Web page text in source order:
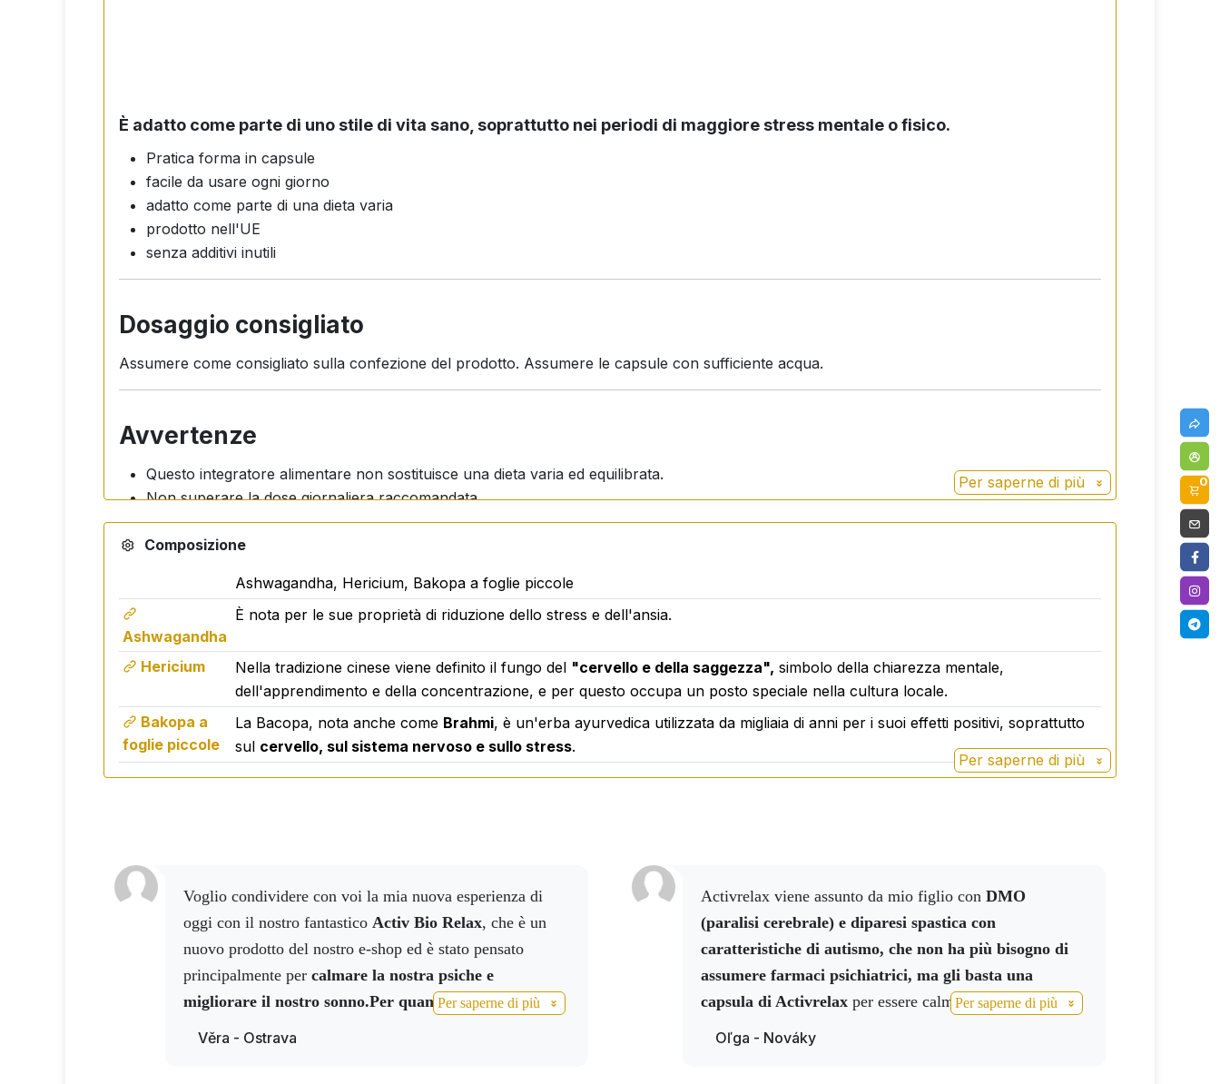
È adatto come parte di uno stile di vita sano, soprattutto nei periodi di maggiore stress mentale o fisico.
Pratica forma in capsule
facile da usare ogni giorno
adatto come parte di una dieta varia
prodotto nell'UE
senza additivi inutili
Dosaggio consigliato
Assumere come consigliato sulla confezione del prodotto. Assumere le capsule con sufficiente acqua.
Avvertenze
Questo integratore alimentare non sostituisce una dieta varia ed equilibrata.
Non superare la dose giornaliera raccomandata.
Non è adatto ai bambini.
Le donne in gravidanza e in allattamento devono consultare il proprio medico.
Mantenere uno stile di vita sano.
Activ Bio Relax è prodotto nell'UE per conto diActivstar Ltd.in conformità agli standard e alle normative vigenti in materia di integratori
alimentari.
L'accento è posto sulla qualità delle materie prime, sulla trasparenza della composizione e sugli elevati standard di lavorazione.
Per saperne di più
Composizione
Ashwagandha, Hericium, Bakopa a foglie piccole
Ashwagandha
È nota per le sue proprietà di riduzione dello stress e dell'ansia.
Hericium Nella tradizione cinese viene definito il fungo del "cervello e della saggezza", simbolo della chiarezza mentale,
dell'apprendimento e della concentrazione, e per questo occupa un posto speciale nella cultura locale.
Bakopa a
foglie piccole
La Bacopa, nota anche come Brahmi, è un'erba ayurvedica utilizzata da migliaia di anni per i suoi effetti positivi, soprattutto
sul cervello, sul sistema nervoso e sullo stress.
Per saperne di più
Voglio condividere con voi la mia nuova esperienza di
oggi con il nostro fantastico Activ Bio Relax, che è un
nuovo prodotto del nostro e-shop ed è stato pensato
principalmente per calmare la nostra psiche e
migliorare il nostro sonno.Per quanto riguarda il
sonno posso assolutamente confermare, perché ieri,
Per saperne di più
Věra - Ostrava
Activrelax viene assunto da mio figlio con DMO
(paralisi cerebrale) e diparesi spastica con
caratteristiche di autismo, che non ha più bisogno di
assumere farmaci psichiatrici, ma gli basta una
capsula di Activrelax per essere calmo, felice e poter
finalmente dormire tutta la notte senza incubi.
Per saperne di più
Oľga - Nováky
0